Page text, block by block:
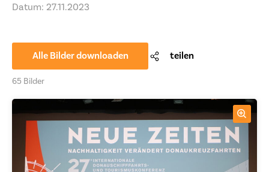
Datum: 27.11.2023
Alle Bilder downloaden teilen
65 Bilder